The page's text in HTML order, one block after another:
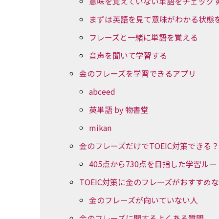
まずは英語を見て意味がわかる状態
フレーズと一緒に単語を覚える
音声を聞いて学習する
金のフレーズを学習できるアプリ
abceed
英単語 by 物書堂
mikan
金のフレーズだけでTOEIC対策できる？
405点から730点を目指した学習ル
TOEIC対策に金のフレーズがおすすめ
金のフレーズが向いていない人